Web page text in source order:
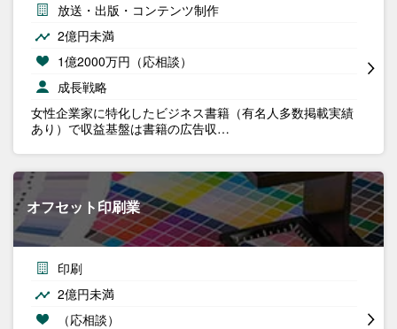
放送・出版・コンテンツ制作
2億円未満
1億2000万円（応相談）
成長戦略
女性企業家に特化したビジネス書籍（有名人多数掲載実績
あり）で収益基盤は書籍の広告収…
オフセット印刷業
印刷
2億円未満
（応相談）